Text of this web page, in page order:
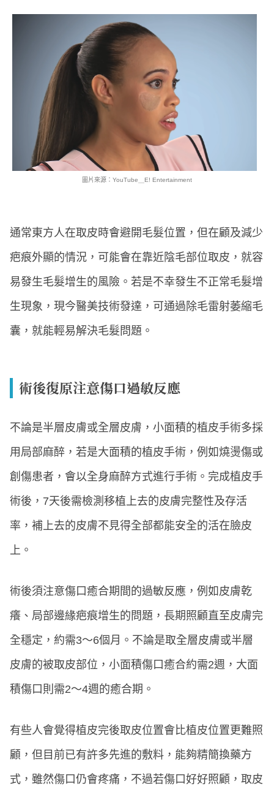
圖片來源：YouTube＿E! Entertainment
通常東方人在取皮時會避開毛髮位置，但在顧及減少
疤痕外顯的情況，可能會在靠近陰毛部位取皮，就容
易發生毛髮增生的風險。若是不幸發生不正常毛髮增
生現象，現今醫美技術發達，可通過除毛雷射萎縮毛
囊，就能輕易解決毛髮問題。
術後復原注意傷口過敏反應
不論是半層皮膚或全層皮膚，小面積的植皮手術多採
用局部麻醉，若是大面積的植皮手術，例如燒燙傷或
創傷患者，會以全身麻醉方式進行手術。完成植皮手
術後，7天後需檢測移植上去的皮膚完整性及存活
率，補上去的皮膚不見得全部都能安全的活在臉皮
上。
術後須注意傷口癒合期間的過敏反應，例如皮膚乾
癢、局部邊緣疤痕增生的問題，長期照顧直至皮膚完
全穩定，約需3～6個月。不論是取全層皮膚或半層
皮膚的被取皮部位，小面積傷口癒合約需2週，大面
積傷口則需2～4週的癒合期。
有些人會覺得植皮完後取皮位置會比植皮位置更難照
顧，但目前已有許多先進的敷料，能夠精簡換藥方
式，雖然傷口仍會疼痛，不過若傷口好好照顧，取皮